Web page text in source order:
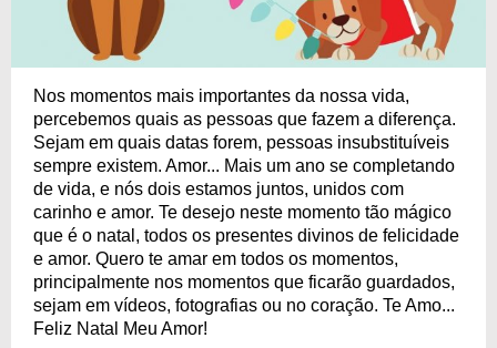
Nos momentos mais importantes da nossa vida,
percebemos quais as pessoas que fazem a diferença.
Sejam em quais datas forem, pessoas insubstituíveis
sempre existem. Amor... Mais um ano se completando
de vida, e nós dois estamos juntos, unidos com
carinho e amor. Te desejo neste momento tão mágico
que é o natal, todos os presentes divinos de felicidade
e amor. Quero te amar em todos os momentos,
principalmente nos momentos que ficarão guardados,
sejam em vídeos, fotografias ou no coração. Te Amo...
Feliz Natal Meu Amor!